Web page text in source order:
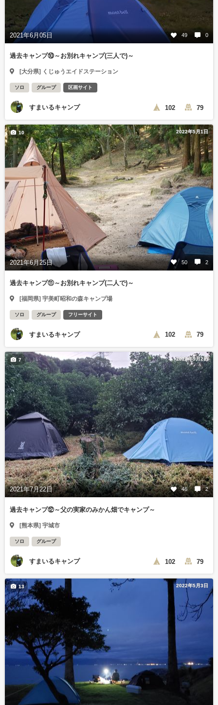
2021年6月05日 49 0
過去キャンプ⑩～お別れキャンプ(三人で)～
[大分県] くじゅうエイドステーション
ソロ グループ 区画サイト
すまいるキャンプ 102 79
2022年5月1日
2021年6月25日 50 2
10
過去キャンプ⑪～お別れキャンプ(二人で)～
[福岡県] 宇美町昭和の森キャンプ場
ソロ グループ フリーサイト
すまいるキャンプ 102 79
2022年5月2日
2021年7月22日 46 2
7
過去キャンプ⑫～父の実家のみかん畑でキャンプ～
[熊本県] 宇城市
ソロ グループ
すまいるキャンプ 102 79
2022年5月3日
13